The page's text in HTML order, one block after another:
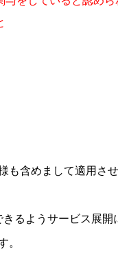
含めまして適用させ
るようサービス展開